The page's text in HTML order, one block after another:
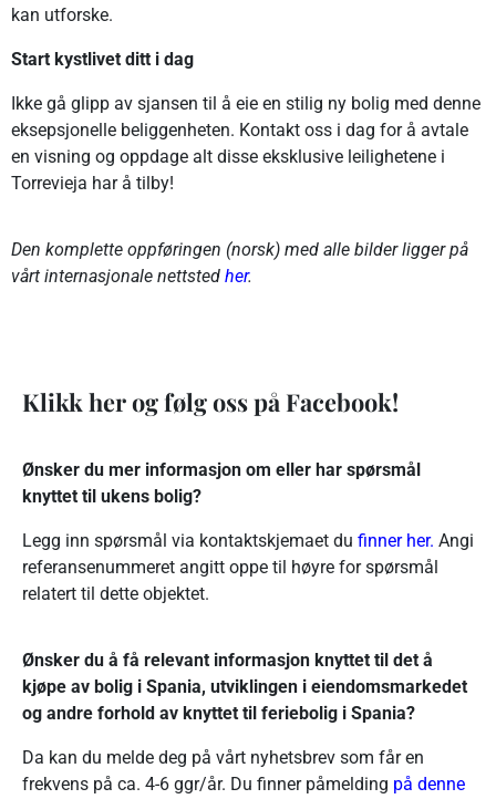
kan utforske.
Start kystlivet ditt i dag
Ikke gå glipp av sjansen til å eie en stilig ny bolig med denne
eksepsjonelle beliggenheten. Kontakt oss i dag for å avtale
en visning og oppdage alt disse eksklusive leilighetene i
Torrevieja har å tilby!
Den komplette oppføringen (norsk) med alle bilder ligger på
vårt internasjonale nettsted her.
Klikk her og følg oss på Facebook!
Ønsker du mer informasjon om eller har spørsmål
knyttet til ukens bolig?
Legg inn spørsmål via kontaktskjemaet du finner her. Angi
referansenummeret angitt oppe til høyre for spørsmål
relatert til dette objektet.
Ønsker du å få relevant informasjon knyttet til det å
kjøpe av bolig i Spania, utviklingen i eiendomsmarkedet
og andre forhold av knyttet til feriebolig i Spania?
Da kan du melde deg på vårt nyhetsbrev som får en
frekvens på ca. 4-6 ggr/år. Du finner påmelding på denne